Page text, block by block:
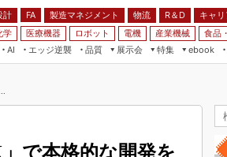
計 FA 製造マネジメント 物流 R＆D
キャリ
学 医療機器 ロボット 電機 産業機械 食品
AI
エッジ逆襲 品質
展示会
特集
ながるクルマ
ebook
で本格的な開発を